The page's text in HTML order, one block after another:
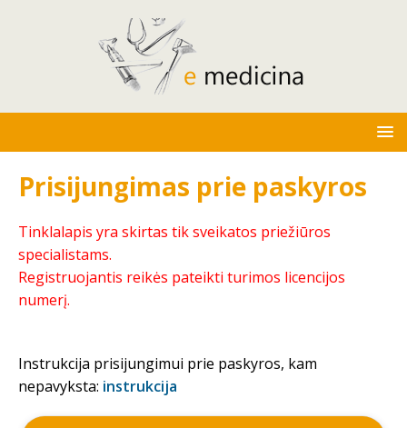
Prisijungimas prie paskyros
Tinklalapis yra skirtas tik sveikatos priežiūros
specialistams.
Registruojantis reikės pateikti turimos licencijos
numerį.
Instrukcija prisijungimui prie paskyros, kam
nepavyksta: instrukcija